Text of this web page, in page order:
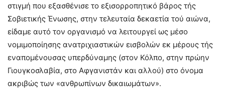
στιγμή που εξασθένισε το εξισορροπητικό βάρος τής
Σοβιετικής Ένωσης, στην τελευταία δεκαετία τού αιώνα,
είδαμε αυτό τον οργανισμό να λειτουργεί ως μέσο
νομιμοποίησης ανατριχιαστικών εισβολών εκ μέρους τής
εναπομένουσας υπερδύναμης (στον Κόλπο, στην πρώην
Γιουγκοσλαβία, στο Αφγανιστάν και αλλού) στο όνομα
ακριβώς των «ανθρωπίνων δικαιωμάτων».